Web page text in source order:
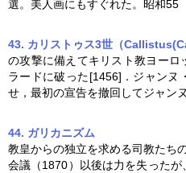
選。美人画にもすぐれた。昭和55
43. カリストゥス3世（
の攻撃に備えてキリスト教ヨー
ラードに破った[1456]． ジャンヌ
せ，最初の宣告を撤回してジャン
44. ガリカニズム
教皇からの独立を求める司教たち
会議（1870）以後は力を失ったが